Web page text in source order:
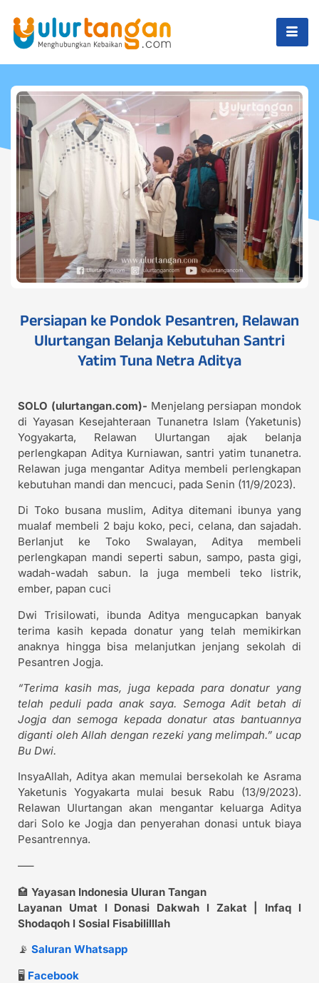
Persiapan ke Pondok Pesantren, Relawan
Ulurtangan Belanja Kebutuhan Santri
Yatim Tuna Netra Aditya
SOLO (ulurtangan.com)- Menjelang persiapan mondok
di Yayasan Kesejahteraan Tunanetra Islam (Yaketunis)
Yogyakarta, Relawan Ulurtangan ajak belanja
perlengkapan Aditya Kurniawan, santri yatim tunanetra.
Relawan juga mengantar Aditya membeli perlengkapan
kebutuhan mandi dan mencuci, pada Senin (11/9/2023).
Di Toko busana muslim, Aditya ditemani ibunya yang
mualaf membeli 2 baju koko, peci, celana, dan sajadah.
Berlanjut ke Toko Swalayan, Aditya membeli
perlengkapan mandi seperti sabun, sampo, pasta gigi,
wadah-wadah sabun. Ia juga membeli teko listrik,
ember, papan cuci
Dwi Trisilowati, ibunda Aditya mengucapkan banyak
terima kasih kepada donatur yang telah memikirkan
anaknya hingga bisa melanjutkan jenjang sekolah di
Pesantren Jogja.
“Terima kasih mas, juga kepada para donatur yang
telah peduli pada anak saya. Semoga Adit betah di
Jogja dan semoga kepada donatur atas bantuannya
diganti oleh Allah dengan rezeki yang melimpah.” ucap
Bu Dwi.
InsyaAllah, Aditya akan memulai bersekolah ke Asrama
Yaketunis Yogyakarta mulai besuk Rabu (13/9/2023).
Relawan Ulurtangan akan mengantar keluarga Aditya
dari Solo ke Jogja dan penyerahan donasi untuk biaya
Pesantrennya.
—–
🏩 Yayasan Indonesia Uluran Tangan
Layanan Umat l Donasi Dakwah l Zakat | Infaq l
Shodaqoh l Sosial Fisabililllah
📡 Saluran Whatsapp
🖥️ Facebook